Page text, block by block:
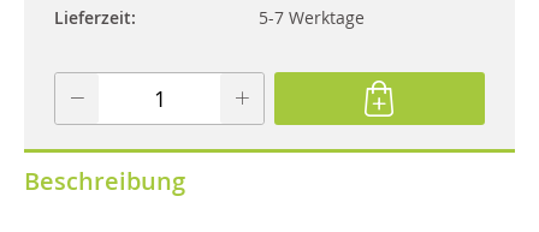
Lieferzeit
5-7 Werktage
Beschreibung